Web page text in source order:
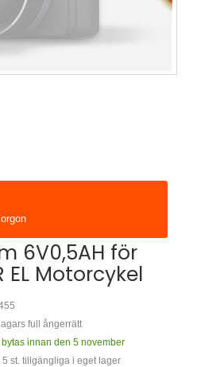
6V0,5AH för
EL Motorcykel
full ångerrätt
bytas innan den 5 november
5 st. tillgängliga i eget lager